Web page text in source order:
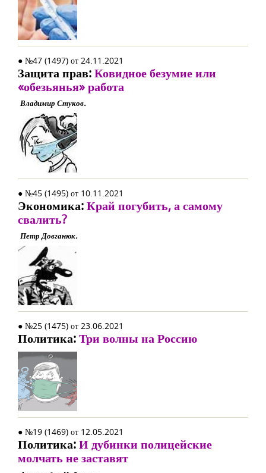
● №47 (1497) от 24.11.2021
Защита прав:Ковидное безумие или
«обезьянья» работа
Владимир Стуков.
● №45 (1495) от 10.11.2021
Экономика:Край погубить, а самому
свалить?
Петр Довганюк.
● №25 (1475) от 23.06.2021
Политика:Три волны на Россию
● №19 (1469) от 12.05.2021
Политика:И дубинки полицейские
молчать не заставят